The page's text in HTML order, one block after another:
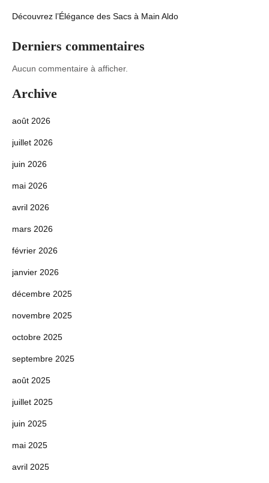
Découvrez l’Élégance des Sacs à Main Aldo
Derniers commentaires
Aucun commentaire à afficher.
Archive
août 2026
juillet 2026
juin 2026
mai 2026
avril 2026
mars 2026
février 2026
janvier 2026
décembre 2025
novembre 2025
octobre 2025
septembre 2025
août 2025
juillet 2025
juin 2025
mai 2025
avril 2025